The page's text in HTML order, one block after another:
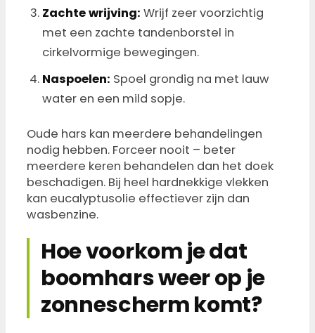
Zachte wrijving: Wrijf zeer voorzichtig
met een zachte tandenborstel in
cirkelvormige bewegingen.
Naspoelen: Spoel grondig na met lauw
water en een mild sopje.
Oude hars kan meerdere behandelingen
nodig hebben. Forceer nooit – beter
meerdere keren behandelen dan het doek
beschadigen. Bij heel hardnekkige vlekken
kan eucalyptusolie effectiever zijn dan
wasbenzine.
Hoe voorkom je dat
boomhars weer op je
zonnescherm komt?